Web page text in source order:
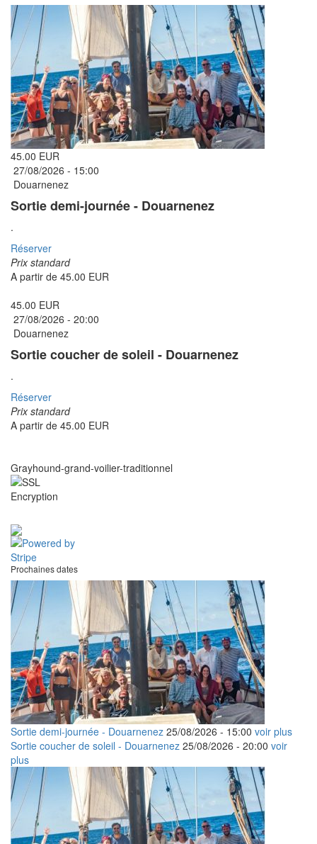
45.00 EUR
27/08/2026 - 15:00
Douarnenez
Sortie demi-journée - Douarnenez
.
Réserver
Prix standard
A partir de 45.00 EUR
45.00 EUR
27/08/2026 - 20:00
Douarnenez
Sortie coucher de soleil - Douarnenez
.
Réserver
Prix standard
A partir de 45.00 EUR
Grayhound-grand-voilier-traditionnel
Prochaines dates
Sortie demi-journée - Douarnenez 25/08/2026 - 15:00 voir plus
Sortie coucher de soleil - Douarnenez 25/08/2026 - 20:00 voir
plus